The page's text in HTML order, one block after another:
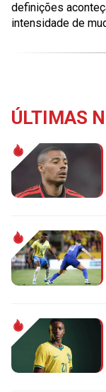
definições
intensidade de
ÚLTIMAS